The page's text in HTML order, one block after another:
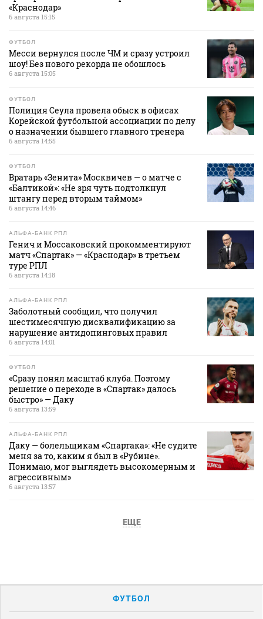
«Краснодар»
6 августа 15:15
ФУТБОЛ
Месси вернулся после ЧМ и сразу устроил
шоу! Без нового рекорда не обошлось
6 августа 15:05
ФУТБОЛ
Полиция Сеула провела обыск в офисах
Корейской футбольной ассоциации по делу
о назначении бывшего главного тренера
6 августа 14:55
ФУТБОЛ
Вратарь «Зенита» Москвичев — о матче с
«Балтикой»: «Не зря чуть подтолкнул
штангу перед вторым таймом»
6 августа 14:46
АЛЬФА-БАНК РПЛ
Генич и Моссаковский прокомментируют
матч «Спартак» — «Краснодар» в третьем
туре РПЛ
6 августа 14:18
АЛЬФА-БАНК РПЛ
Заболотный сообщил, что получил
шестимесячную дисквалификацию за
нарушение антидопинговых правил
6 августа 14:01
ФУТБОЛ
«Сразу понял масштаб клуба. Поэтому
решение о переходе в «Спартак» далось
быстро» — Даку
6 августа 13:59
АЛЬФА-БАНК РПЛ
Даку — болельщикам «Спартака»: «Не судите
меня за то, каким я был в «Рубине».
Понимаю, мог выглядеть высокомерным и
агрессивным»
6 августа 13:57
ЕЩЕ
ФУТБОЛ